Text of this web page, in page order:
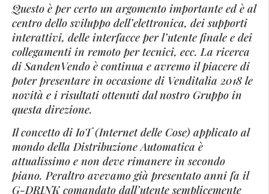
Questo è per certo un argomento importante ed è al
centro dello sviluppo dell’elettronica, dei supporti
interattivi, delle interfacce per l’utente finale e dei
collegamenti in remoto per tecnici, ecc. La ricerca
di SandenVendo è continua e avremo il piacere di
poter presentare in occasione di Venditalia 2018 le
novità e i risultati ottenuti dal nostro Gruppo in
questa direzione.
Il concetto di IoT (Internet delle Cose) applicato al
mondo della Distribuzione Automatica è
attualissimo e non deve rimanere in secondo
piano. Peraltro avevamo già presentato anni fa il
G-DRINK comandato dall’utente semplicemente